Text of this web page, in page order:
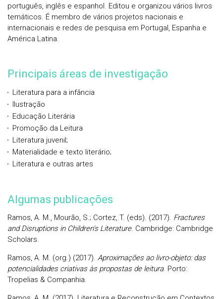
português, inglês e espanhol. Editou e organizou vários livros
temáticos. É membro de vários projetos nacionais e
internacionais e redes de pesquisa em Portugal, Espanha e
América Latina.
Principais áreas de investigação
Literatura para a infância
Ilustração
Educação Literária
Promoção da Leitura
Literatura juvenil;
Materialidade e texto literário;
Literatura e outras artes
Algumas publicações
Ramos, A. M., Mourão, S.; Cortez, T. (eds). (2017). Fractures
and Disruptions in Children's Literature. Cambridge: Cambridge
Scholars.
Ramos, A. M. (org.) (2017). Aproximações ao livro-objeto: das
potencialidades criativas às propostas de leitura. Porto:
Tropelias & Companhia.